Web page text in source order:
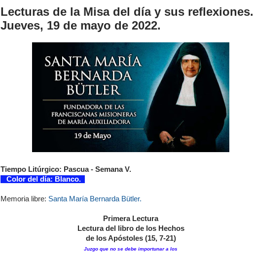
Lecturas de la Misa del día y sus reflexiones.
Jueves, 19 de mayo de 2022.
Tiempo Litúrgico: Pascua - Semana V.
Color del día: Blanco.
Memoria libre: Santa María Bernarda Bütler.
Primera Lectura
Lectura del libro de los Hechos
de los Apóstoles (15, 7-21)
Juzgo que no se debe importunar a los